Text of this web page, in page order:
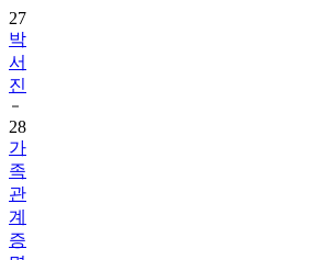
27
박
서
진
28
가
족
관
계
증